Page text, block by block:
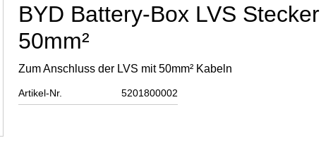
BYD Battery-Box LVS Stecker
50mm²
Zum Anschluss der LVS mit 50mm² Kabeln
Artikel-Nr. 5201800002